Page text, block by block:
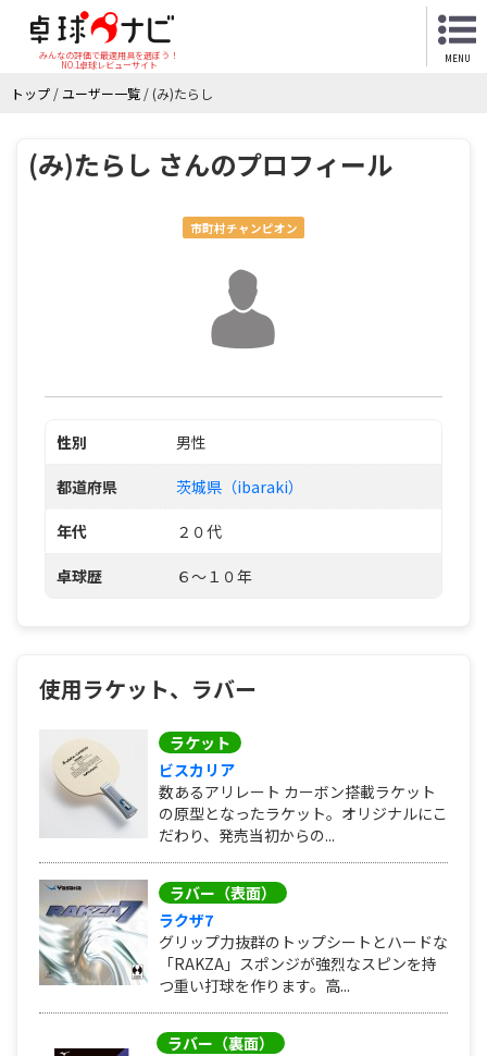
みんなの評価で最適用具を選ぼう！
NO.1卓球レビューサイト
MENU
トップ / ユーザー一覧 / (み)たらし
(み)たらし さんのプロフィール
市町村チャンピオン
性別 男性
都道府県 茨城県（ibaraki）
年代 ２０代
卓球歴 ６～１０年
使用ラケット、ラバー
ラケット
ビスカリア
数あるアリレート カーボン搭載ラケット
の原型となったラケット。オリジナルにこ
だわり、発売当初からの...
ラバー（表面）
ラクザ7
グリップ力抜群のトップシートとハードな
「RAKZA」スポンジが強烈なスピンを持
つ重い打球を作ります。高...
ラバー（裏面）